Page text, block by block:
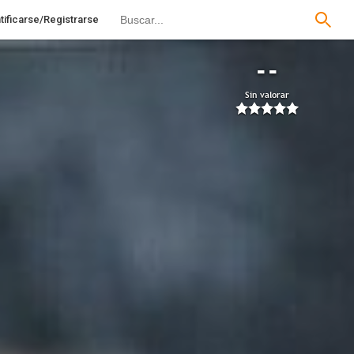
Registrarse
--
Sin valorar